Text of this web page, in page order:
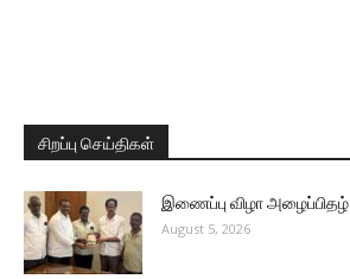
சிறப்பு செய்திகள்
இணைப்பு விழா அழைப்பிதழ்
August 5, 2026